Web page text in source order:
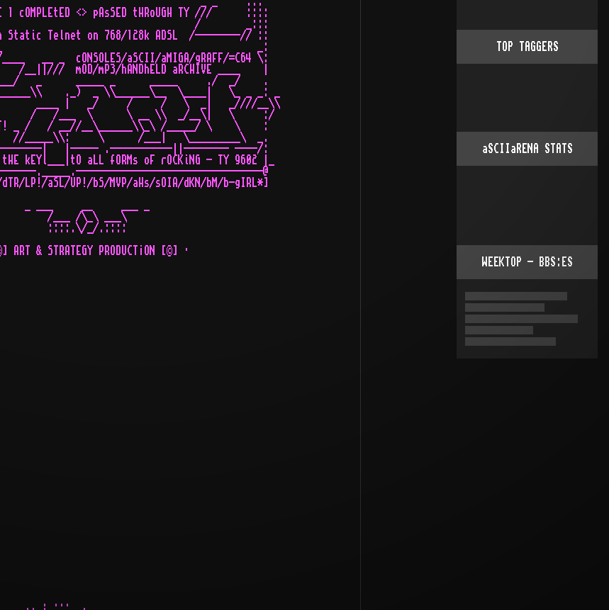
TOP TAGGERS
aSCIIaRENA STATS
WEEKTOP - BBS:ES